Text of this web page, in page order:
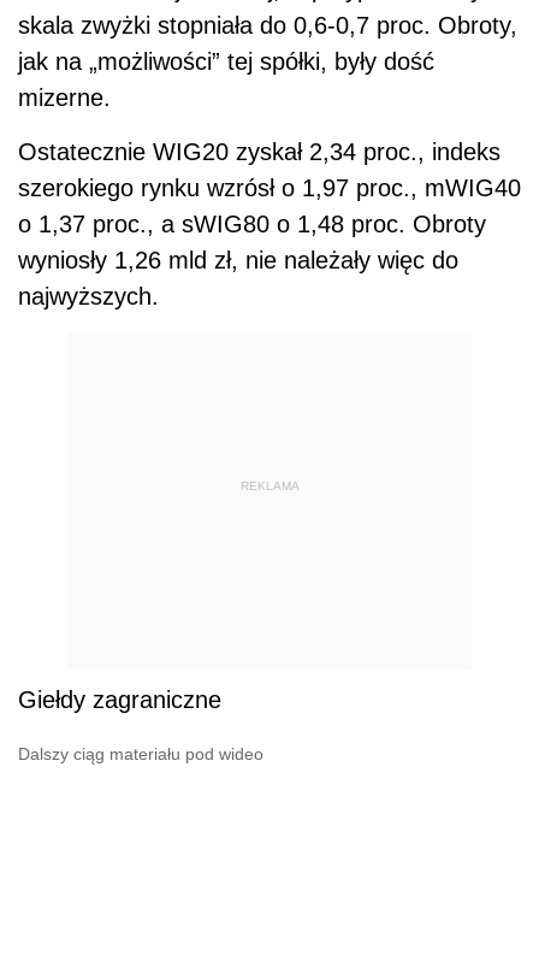
skala zwyżki stopniała do 0,6-0,7 proc. Obroty,
jak na „możliwości” tej spółki, były dość
mizerne.
Ostatecznie WIG20 zyskał 2,34 proc., indeks
szerokiego rynku wzrósł o 1,97 proc., mWIG40
o 1,37 proc., a sWIG80 o 1,48 proc. Obroty
wyniosły 1,26 mld zł, nie należały więc do
najwyższych.
REKLAMA
Giełdy zagraniczne
Dalszy ciąg materiału pod wideo